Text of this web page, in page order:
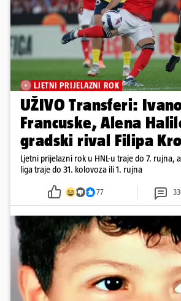
LJETNI PRIJELAZNI ROK
UŽIVO Transferi:
Francuske, Alena
gradski rival Filipa
Ljetni prijelazni rok u HNL-u traje do 7. rujna,
liga traje do 31. kolovoza ili 1. rujna
77